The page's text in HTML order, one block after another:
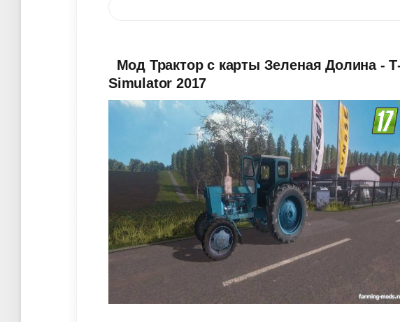
Мод Трактор с карты Зеленая Долина -
Simulator 2017